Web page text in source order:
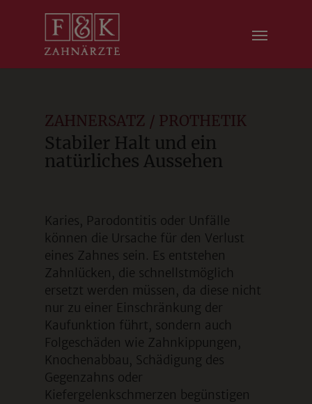
ZAHNERSATZ / PROTHETIK
Stabiler Halt und ein
natürliches Aussehen
Karies, Parodontitis oder Unfälle
können die Ursache für den Verlust
eines Zahnes sein. Es entstehen
Zahnlücken, die schnellstmöglich
ersetzt werden müssen, da diese nicht
nur zu einer Einschränkung der
Kaufunktion führt, sondern auch
Folgeschäden wie Zahnkippungen,
Knochenabbau, Schädigung des
Gegenzahns oder
Kiefergelenkschmerzen begünstigen